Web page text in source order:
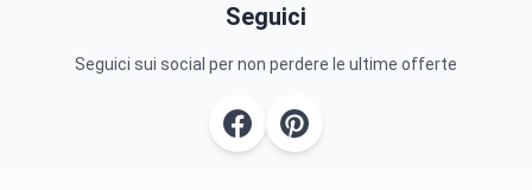
Seguici
Seguici sui social per non perdere le ultime offerte